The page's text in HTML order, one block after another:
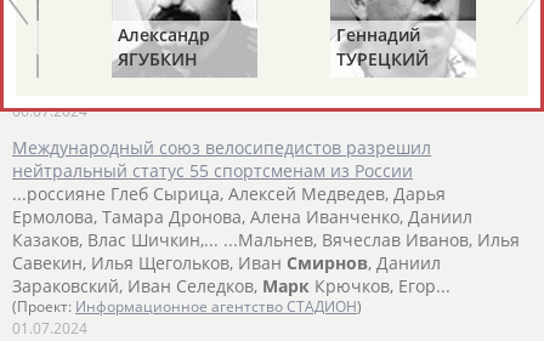
Медведев, Алина Баркова,... ...Кулагин, Александр Минеев,
Иван Новожилов, Александра
Смирнова, Михаил
Снанговский, Дмитрий Валуев, Яна Васильева,...
06.07.2024
Международный союз велосипедистов разрешил
нейтральный статус 55 спортсменам из России
...россияне Глеб Сырица, Алексей Медведев, Дарья
Ермолова, Тамара Дронова, Алена Иванченко, Даниил
Казаков, Влас Шичкин,... ...Мальнев, Вячеслав Иванов, Илья
Савекин, Илья Щегольков, Иван Смирнов, Даниил
Зараковский, Иван Селедков, Марк Крючков, Егор...
(Проект: Информационное агентство СТАДИОН)
01.07.2024
Александр
ЯГУБКИН
Геннадий
ТУРЕЦКИЙ